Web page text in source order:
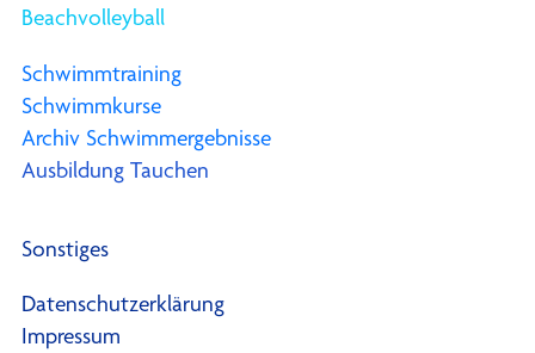
Beachvolleyball
Schwimmtraining
Schwimmkurse
Archiv Schwimmergebnisse
Ausbildung Tauchen
Sonstiges
Datenschutzerklärung
Impressum